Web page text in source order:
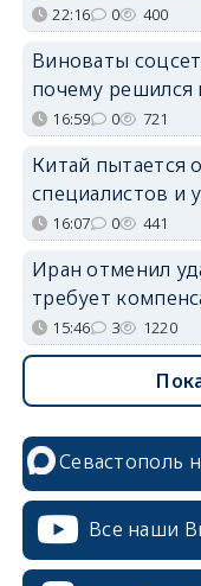
22:16 0 400
Виноваты
почему решился
16:59 0 721
Китай пытается
специалистов и
16:07 0 441
Иран отменил
требует
15:46 3 1220
Севастополь
Все наши